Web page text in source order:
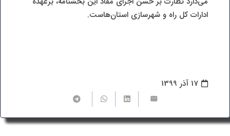
ادارات کل راه و شهرسازی استان‌هاست.
17 آذر 1399